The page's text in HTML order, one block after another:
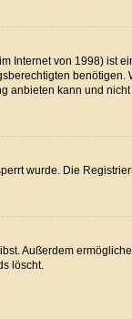
Internet von 1998) ist
kann und
wurde. Die
Außerdem
löscht.